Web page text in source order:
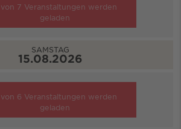
von 7 Veranstaltungen werden
geladen
SAMSTAG
15.08.2026
von 6 Veranstaltungen werden
geladen